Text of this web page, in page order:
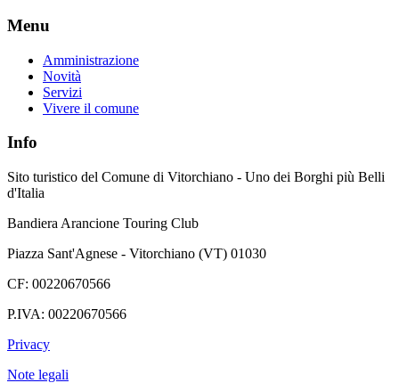
Menu
Amministrazione
Novità
Servizi
Vivere il comune
Info
Sito turistico del Comune di Vitorchiano - Uno dei Borghi più Belli
d'Italia
Bandiera Arancione Touring Club
Piazza Sant'Agnese - Vitorchiano (VT) 01030
CF: 00220670566
P.IVA: 00220670566
Privacy
Note legali